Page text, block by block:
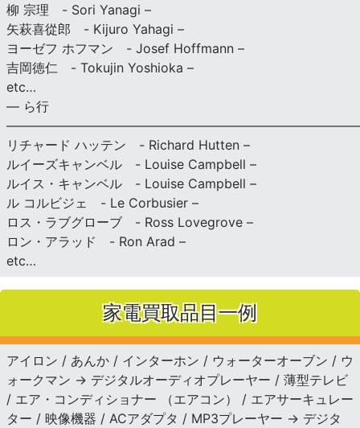
柳 宗理 - Sori Yanagi –
矢萩喜從郎 - Kijuro Yahagi –
ヨーゼフ ホフマン - Josef Hoffmann –
吉岡徳仁 - Tokujin Yoshioka –
etc…
— ら行
リチャード ハッテン - Richard Hutten –
ルイーズキャンベル - Louise Campbell –
ルイス・キャンベル - Louise Campbell –
ル コルビジェ - Le Corbusier –
ロス・ラブグローブ - Ross Lovegrove –
ロン・アラッド - Ron Arad –
etc…
家電買取品目一例
アイロン / あんか / インターホン / ウォーターオーブン / ウ
ォークマン → デジタルオーディオプレーヤー / 薄型テレビ
/ エア・コンディショナー （エアコン） / エアサーキュレー
ター / 映像機器 / ACアダプタ / MP3プレーヤー → デジタ